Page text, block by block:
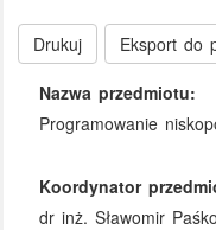
Drukuj Eksport do
Nazwa przedmiotu:
Programowanie
Koordynator
dr inż. Sławomir Paśko